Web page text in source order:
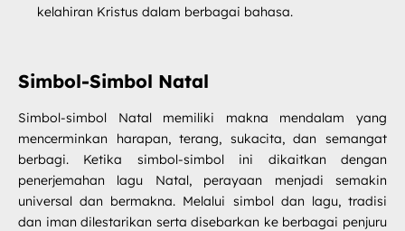
kelahiran Kristus dalam berbagai bahasa.
Simbol-Simbol Natal
Simbol-simbol Natal memiliki makna mendalam yang
mencerminkan harapan, terang, sukacita, dan semangat
berbagi. Ketika simbol-simbol ini dikaitkan dengan
penerjemahan lagu Natal, perayaan menjadi semakin
universal dan bermakna. Melalui simbol dan lagu, tradisi
dan iman dilestarikan serta disebarkan ke berbagai penjuru